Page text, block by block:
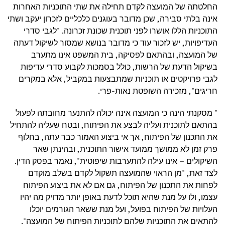
החלטתה של המועצה לקדם תחילה את שתי התוכניות האחרות
אינה בלתי סבירה, שכן מדובר בעוגנים כלכליים לזכרון יעקב ושתי
התוכניות הללו אושרו לפני תוכנית שכונת זכרונה. "לגבי סדרי
העדיפויות, יש לזכור עוד כי מדובר בנושא שמסור לשיקול דעתה
של המועצה, ובהתאם לפסיקה, בית המשפט אינו מתערב
בשיקול הדעת של הרשות, כולל בסמכות לקבוע סדרי עדיפות
לגבי פרויקטים או תוכניות שמתבצעות במקביל, אלא במקרים
חריגים", מזכירה השופטת נאות-פרי.
" מסקנתי הינה כי המועצה אינה יכולה להתנער מחובתה לפעול
בהתאם לתוכנית ועליה לבצע את הפיתוח, ובטח שעליה להתחיל
את התכנון של הפיתוח, אך אי ביצוע האמור כבר עתה, בחלוף
פרק זמן לא ממושך ממועד אישור התוכנית, ובהינתן שאר
השיקולים – אינו עילה להתערבות שיפוטית", נאמר בפסק הדין.
לצד זאת, "מן הראוי שהמועצה תשקול לקדם בשלב מוקדם
לפחות את התכנון של הפיתוח, גם אם לא את ביצוע הפיתוח
עצמו, ולו על מנת שהיא תוכל לדעת באופן יותר מדויק מה יהיו
העלויות של הפיתוח בפועל, ועל מנת ששאר הגורמים יוכלו
להתאים את התוכניות שלהם לתוכניות הפיתוח של המועצה".